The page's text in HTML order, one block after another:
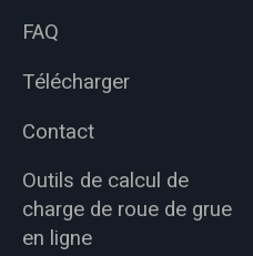
FAQ
Télécharger
Contact
Outils de calcul de
charge de roue de grue
en ligne